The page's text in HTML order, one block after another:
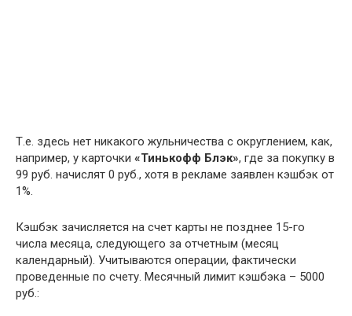
Т.е. здесь нет никакого жульничества с округлением, как,
например, у карточки «Тинькофф Блэк», где за покупку в
99 руб. начислят 0 руб., хотя в рекламе заявлен кэшбэк от
1%.
Кэшбэк зачисляется на счет карты не позднее 15-го
числа месяца, следующего за отчетным (месяц
календарный). Учитываются операции, фактически
проведенные по счету. Месячный лимит кэшбэка – 5000
руб.: